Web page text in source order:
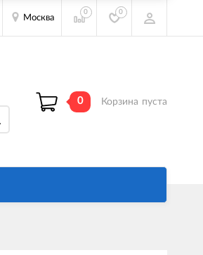
Москва
0 0
0 Корзина пуста